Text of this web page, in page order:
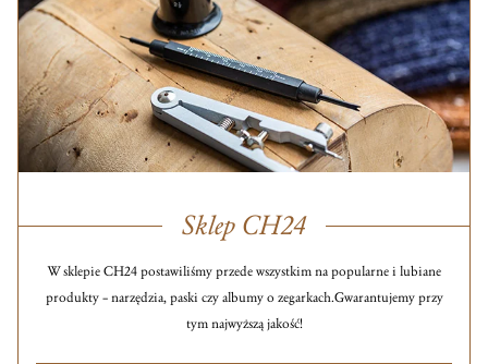
Sklep CH24
W sklepie CH24 postawiliśmy przede wszystkim na popularne i lubiane
produkty – narzędzia, paski czy albumy o zegarkach.Gwarantujemy przy
tym najwyższą jakość!